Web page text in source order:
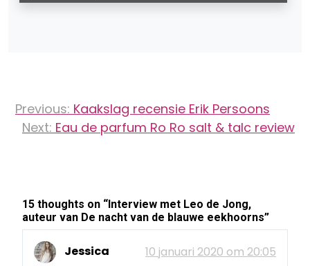
navigatie
Previous: Kaakslag recensie Erik Persoons
Next: Eau de parfum Ro Ro salt & talc review
15 thoughts on “ Interview met Leo de Jong,
auteur van De nacht van de blauwe eekhoorns”
Jessica
10 januari 2020 om 20:05